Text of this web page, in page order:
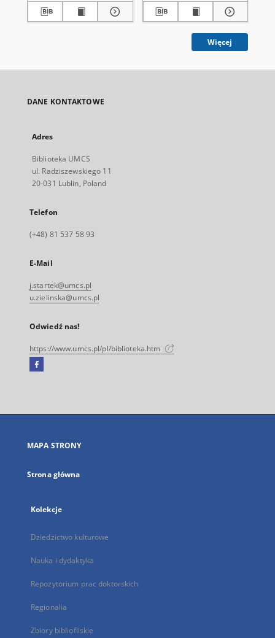
Więcej
DANE KONTAKTOWE
Adres
Biblioteka UMCS
ul. Radziszewskiego 11
20-031 Lublin, Poland
Telefon
(+48) 81 537 58 93
E-Mail
j.startek@umcs.pl
u.zielinska@umcs.pl
Odwiedź nas!
https://www.umcs.pl/pl/biblioteka.htm
Facebook
się
karcie
MAPA STRONY
Strona główna
Kolekcje
Dziedzictwo kulturowe
Nauka i dydaktyka
Repozytorium prac doktorskich
Regionalia
Zbiory bibliofilskie